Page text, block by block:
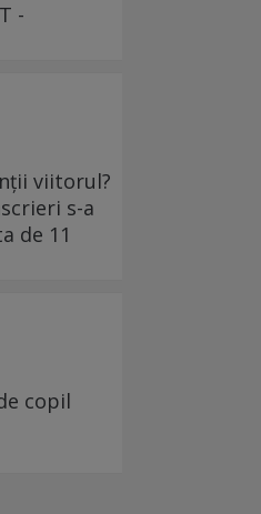
-
viitorul?
s-a
de 11
copil